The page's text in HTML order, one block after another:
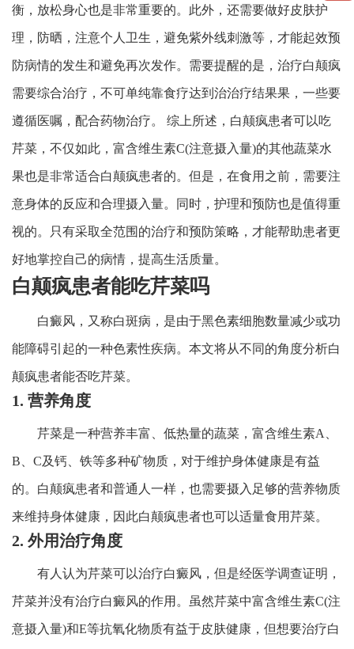
衡，放松身心也是非常重要的。此外，还需要做好皮肤护
理，防晒，注意个人卫生，避免紫外线刺激等，才能起效预
防病情的发生和避免再次发作。需要提醒的是，治疗白颠疯
需要综合治疗，不可单纯靠食疗达到治治疗结果果，一些要
遵循医嘱，配合药物治疗。 综上所述，白颠疯患者可以吃
芹菜，不仅如此，富含维生素C(注意摄入量)的其他蔬菜水
果也是非常适合白颠疯患者的。但是，在食用之前，需要注
意身体的反应和合理摄入量。同时，护理和预防也是值得重
视的。只有采取全范围的治疗和预防策略，才能帮助患者更
好地掌控自己的病情，提高生活质量。
白颠疯患者能吃芹菜吗
白癜风，又称白斑病，是由于黑色素细胞数量减少或功
能障碍引起的一种色素性疾病。本文将从不同的角度分析白
颠疯患者能否吃芹菜。
1. 营养角度
芹菜是一种营养丰富、低热量的蔬菜，富含维生素A、
B、C及钙、铁等多种矿物质，对于维护身体健康是有益
的。白颠疯患者和普通人一样，也需要摄入足够的营养物质
来维持身体健康，因此白颠疯患者也可以适量食用芹菜。
2. 外用治疗角度
有人认为芹菜可以治疗白癜风，但是经医学调查证明，
芹菜并没有治疗白癜风的作用。虽然芹菜中富含维生素C(注
意摄入量)和E等抗氧化物质有益于皮肤健康，但想要治疗白